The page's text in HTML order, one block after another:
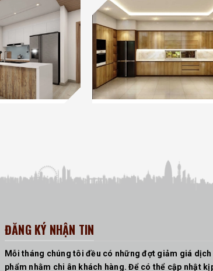
ĐĂNG KÝ NHẬN TIN
Mỗi tháng chúng tôi đều có những đợt giảm giá dịch
phẩm nhằm chi ân khách hàng. Để có thể cập nhật